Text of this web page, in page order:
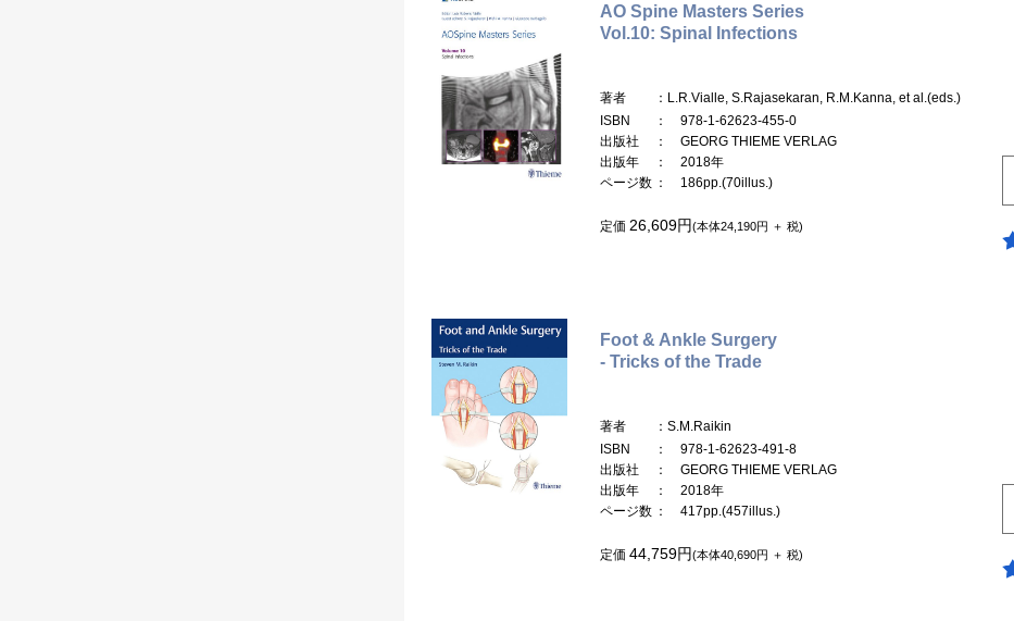
AO Spine Masters Series
Vol.10: Spinal Infections
著者
：L.R.Vialle, S.Rajasekaran, R.M.Kanna, et al.(eds.)
ISBN
： 978-1-62623-455-0
出版社
： GEORG THIEME VERLAG
出版年
： 2018年
ページ数 ： 186pp.(70illus.)
定価 26,609円(本体24,190円 ＋ 税)
Foot & Ankle Surgery
- Tricks of the Trade
著者
：S.M.Raikin
ISBN
： 978-1-62623-491-8
出版社
： GEORG THIEME VERLAG
出版年
： 2018年
ページ数 ： 417pp.(457illus.)
定価 44,759円(本体40,690円 ＋ 税)